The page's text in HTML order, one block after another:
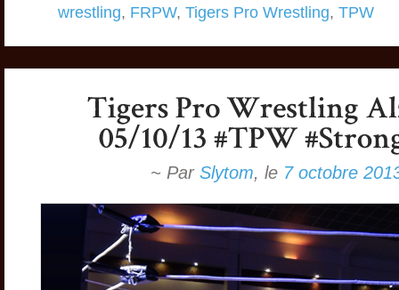
wrestling, FRPW, Tigers Pro Wrestling, TPW
~ Par Slytom, le 7 octobre